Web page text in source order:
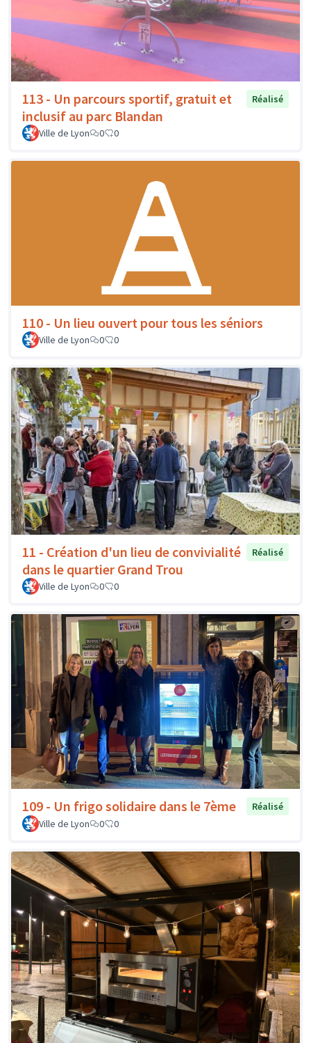
113 - Un parcours sportif, gratuit et
inclusif au parc Blandan
Réalisé
Ville de Lyon 0 0
110 - Un lieu ouvert pour tous les séniors
Ville de Lyon 0 0
11 - Création d'un lieu de convivialité
dans le quartier Grand Trou
Réalisé
Ville de Lyon 0 0
109 - Un frigo solidaire dans le 7ème
Réalisé
Ville de Lyon
0 0